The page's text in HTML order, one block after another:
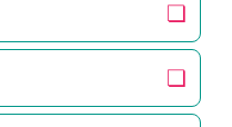
❏
❏